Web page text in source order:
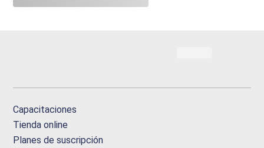
Capacitaciones
Tienda online
Planes de suscripción